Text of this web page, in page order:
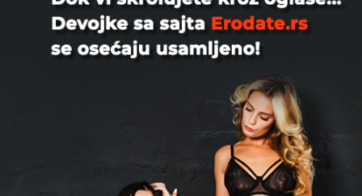
Jim, 58
Potentan, lep muškarac iz Beograda,
depiliran i veoma kurat. Imam svoj
smeštaj. Tražim negovanu i...
udate razvedene slobodne a moze i
neki par koji trazi pojedin...